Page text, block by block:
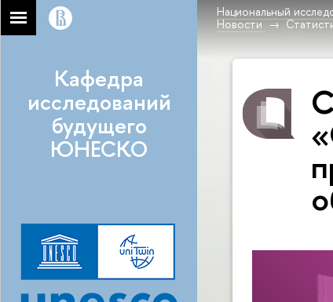
Национальный
Новости
Кафедра
исследований
будущего
ЮНЕСКО